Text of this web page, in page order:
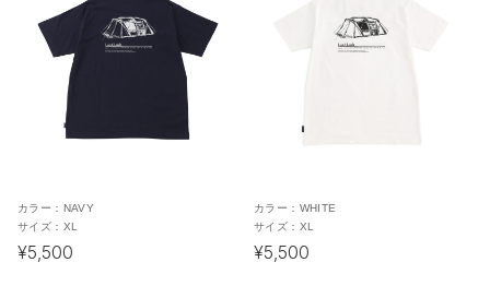
カラー： NAVY
サイズ： XL
¥5,500
カラー： WHITE
サイズ： XL
¥5,500